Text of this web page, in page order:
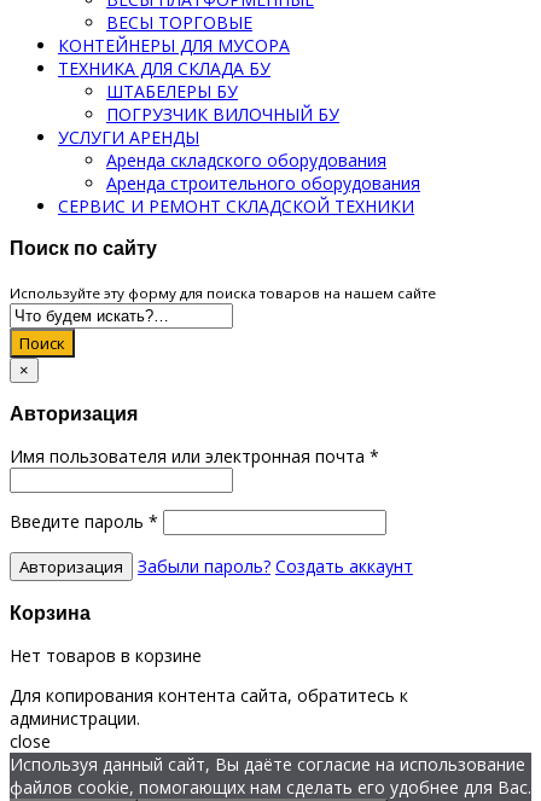
ВЕСЫ ТОРГОВЫЕ
КОНТЕЙНЕРЫ ДЛЯ МУСОРА
ТЕХНИКА ДЛЯ СКЛАДА БУ
ШТАБЕЛЕРЫ БУ
ПОГРУЗЧИК ВИЛОЧНЫЙ БУ
УСЛУГИ АРЕНДЫ
Аренда складского оборудования
Аренда строительного оборудования
СЕРВИС И РЕМОНТ СКЛАДСКОЙ ТЕХНИКИ
Поиск по сайту
Используйте эту форму для поиска товаров на нашем сайте
Поиск
×
Авторизация
Имя пользователя или электронная почта *
Введите пароль *
Забыли пароль? Создать аккаунт
Корзина
Нет товаров в корзине
Для копирования контента сайта, обратитесь к
администрации.
close
Используя данный сайт, Вы даёте согласие на использование
файлов cookie, помогающих нам сделать его удобнее для Вас.